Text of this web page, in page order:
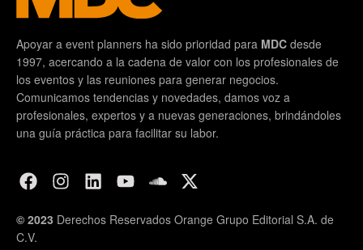
Apoyar a event planners ha sido prioridad para MDC desde
1997, acercando a la cadena de valor con los profesionales de
los eventos y las reuniones para generar negocios.
Comunicamos tendencias y novedades, damos voz a
profesionales, expertos y a nuevas generaciones, brindándoles
una guía práctica para facilitar su labor.
© 2023 Derechos Reservados Orange Grupo Editorial S.A. de
C.V.